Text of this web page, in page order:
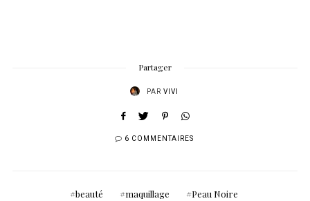
Partager
PAR VIVI
6 COMMENTAIRES
beauté maquillage
Peau Noire